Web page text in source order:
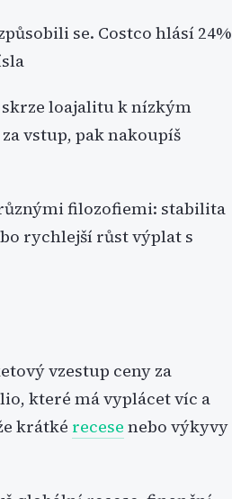
se. Costco hlásí 24%
loajalitu k nízkým
vstup, pak nakoupíš
filozofiemi: stabilita
rychlejší růst výplat s
vzestup ceny za
které má vyplácet víc a
krátké recese nebo výkyvy